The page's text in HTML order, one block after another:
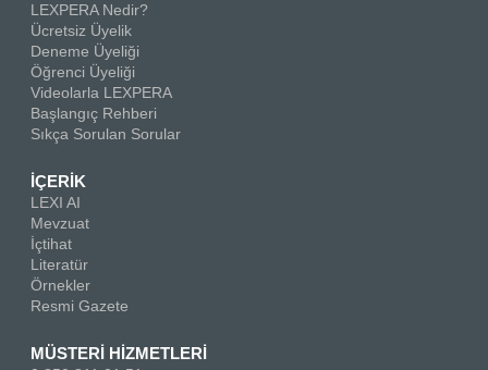
LEXPERA Nedir?
Ücretsiz Üyelik
Deneme Üyeliği
Öğrenci Üyeliği
Videolarla LEXPERA
Başlangıç Rehberi
Sıkça Sorulan Sorular
İÇERİK
LEXI AI
Mevzuat
İçtihat
Literatür
Örnekler
Resmi Gazete
MÜSTERİ HİZMETLERİ